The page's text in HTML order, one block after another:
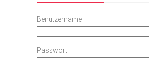
Benutzername
Passwort